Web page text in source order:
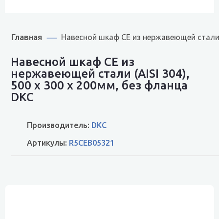
Главная Навесной шкаф CE из нержавеющей
Навесной шкаф CE из
нержавеющей стали (AISI 304),
500 x 300 x 200мм, без фланца
DKC
Производитель: DKC
Артикулы: R5CEB05321